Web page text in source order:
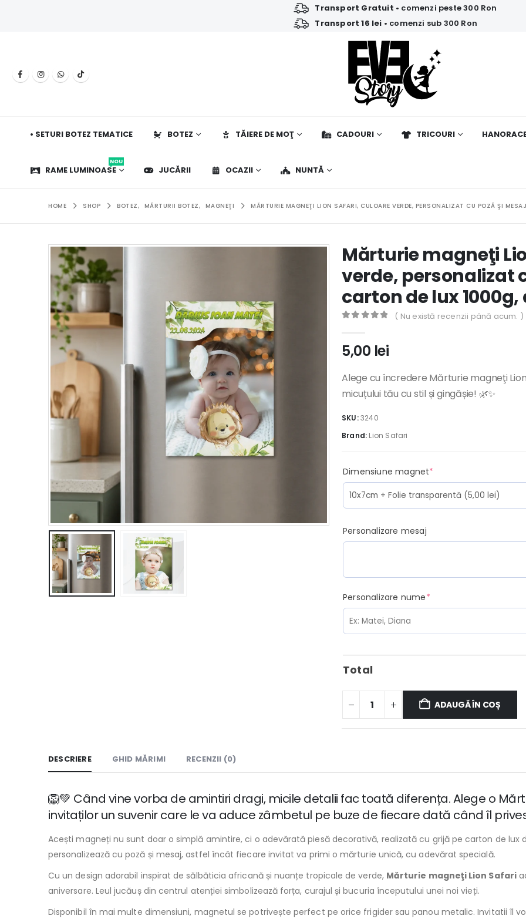
Transport Gratuit • comenzi peste 300 Ron
Transport 16 lei • comenzi sub 300 Ron
• SETURI BOTEZ TEMATICE BOTEZ TĂIERE DE MOŢ CADOURI TRICOURI
RAME LUMINOASE
NOU
JUCĂRII OCAZII NUNTĂ
HOME SHOP BOTEZ, MĂRTURII BOTEZ, MAGNEŢI MĂRTURIE MAGNEŢI LION SAFARI, CULOARE VERDE, PERSONALIZAT CU POZĂ ŞI
Mărturie magneţi
verde, personalizat
carton de lux
( Nu există recenzii până acum. )
5,00 lei
Alege cu încredere Mărturie magneţi
micuțului tău cu stil și gingășie! 🌿✨
SKU:3240
Brand: Lion Safari
Dimensiune magnet*
Personalizare mesaj
Personalizare nume*(required)
Total
ADAUGĂ ÎN COȘ
DESCRIERE GHID MĂRIMI RECENZII (0)
🦁💚 Când vine vorba de amintiri dragi, micile detalii fac toată diferența. Alege o
invitaților un suvenir care le va aduce zâmbetul pe buze de fiecare dată când îl
Acești magneți nu sunt doar o simplă amintire, ci o adevărată piesă decorativă, realizată cu grijă pe carton de lux
personalizează cu poză și mesaj, astfel încât fiecare invitat va primi o mărturie unică, cu adevărat specială.
Cu un design adorabil inspirat de sălbăticia africană și nuanțe tropicale de verde, Mărturie magneţi Lion Safari
aniversare. Leul jucăuș din centrul atenției simbolizează forța, curajul și bucuria începutului unei noi vieți.
Disponibil în mai multe dimensiuni, magnetul se potrivește perfect pe orice frigider sau panou metalic. Invitatii îl